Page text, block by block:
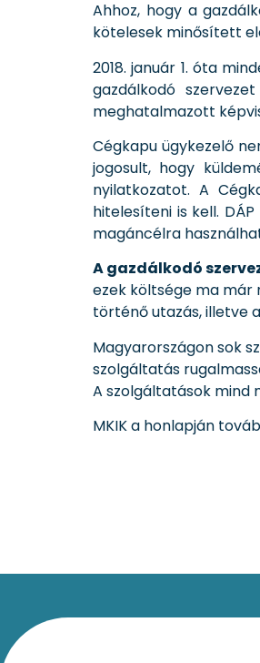
Ahhoz, hogy a
kötelesek minősített
2018. január 1. óta
gazdálkodó
meghatalmazott
Cégkapu ügykezelő
jogosult, hogy
nyilatkozatot. A
hitelesíteni is kell.
magáncélra
A gazdálkodó
ezek költsége ma már
történő utazás, illetve
Magyarországon sok
szolgáltatás
A szolgáltatások mind
MKIK a honlapján